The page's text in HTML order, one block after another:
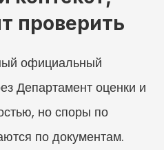
проверить
официальный
Департамент оценки и
но споры по
по документам.